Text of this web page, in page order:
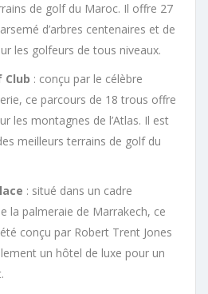
de golf du Maroc. Il offre 27
d’arbres centenaires et de
les golfeurs de tous niveaux.
Club : conçu par le célèbre
ce parcours de 18 trous offre
les montagnes de l’Atlas. Il est
meilleurs terrains de golf du
: situé dans un cadre
la palmeraie de Marrakech, ce
conçu par Robert Trent Jones
un hôtel de luxe pour un